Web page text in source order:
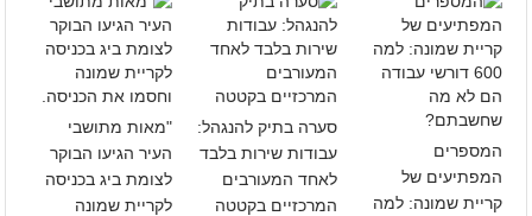
המספרים
המפתיעים של
קריית שמונה: למה
סערה בתיק להנגהל:
עבודות שירות בלבד
לאחד המעורבים
המרכזיים בקטטה
"מאות מתושבי
העיר הגיעו הבוקר
לצומת ביג בכניסה
לקריית שמונה